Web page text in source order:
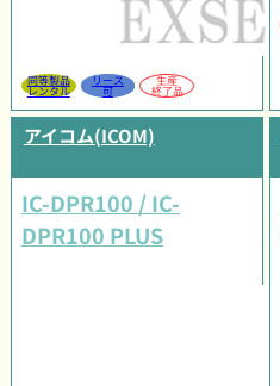
同等製品
レンタル
リース
可
生産
終了品
アイコム(ICOM)
IC-DPR100 / IC-
DPR100 PLUS